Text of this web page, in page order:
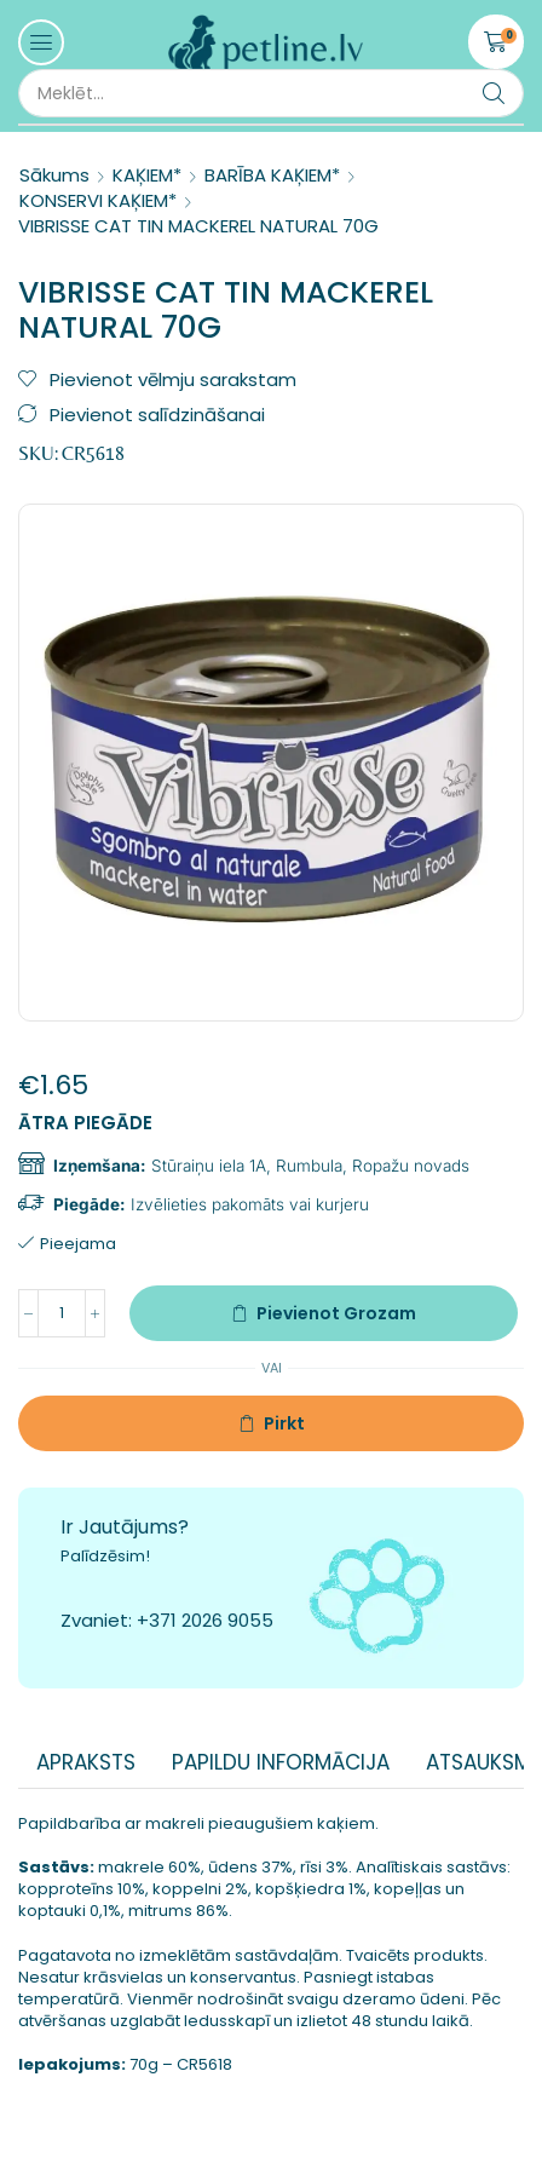
0
Sākums KAĶIEM*
BARĪBA KAĶIEM*
KONSERVI KAĶIEM*
VIBRISSE CAT TIN MACKEREL NATURAL 70G
VIBRISSE CAT TIN MACKEREL
NATURAL 70G
Pievienot vēlmju sarakstam
Pievienot salīdzināšanai
SKU:CR5618
€1.65
ĀTRA PIEGĀDE
Izņemšana: Stūraiņu iela 1A, Rumbula, Ropažu novads
Piegāde: Izvēlieties pakomāts vai kurjeru
Pieejama
Pievienot Grozam
VAI
Pirkt
Ir Jautājums?
Palīdzēsim!
Zvaniet: +371 2026 9055
APRAKSTS PAPILDU INFORMĀCIJA
Papildbarība ar makreli pieaugušiem kaķiem.
Sastāvs:makrele 60%, ūdens 37%, rīsi 3%. Analītiskais sastāvs:
kopproteīns 10%, koppelni 2%, kopšķiedra 1%, kopeļļas un
koptauki 0,1%, mitrums 86%.
Pagatavota no izmeklētām sastāvdaļām. Tvaicēts produkts.
Nesatur krāsvielas un konservantus. Pasniegt istabas
temperatūrā. Vienmēr nodrošināt svaigu dzeramo ūdeni. Pēc
atvēršanas uzglabāt ledusskapī un izlietot 48 stundu laikā.
Iepakojums:70g – CR5618